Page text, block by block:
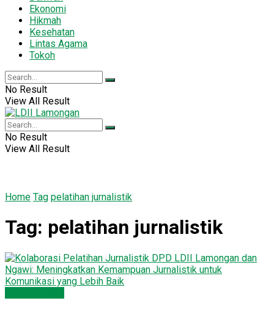
Ekonomi
Hikmah
Kesehatan
Lintas Agama
Tokoh
No Result
View All Result
No Result
View All Result
Home Tag pelatihan jurnalistik
Tag: pelatihan jurnalistik